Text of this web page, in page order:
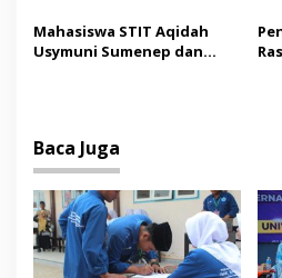
Operator Diaudit
Mahasiswa STIT Aqidah
Usymuni Sumenep dan
Baca Juga